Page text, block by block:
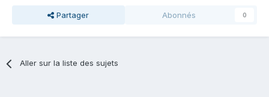
Partager Abonnés 0
Aller sur la liste des sujets